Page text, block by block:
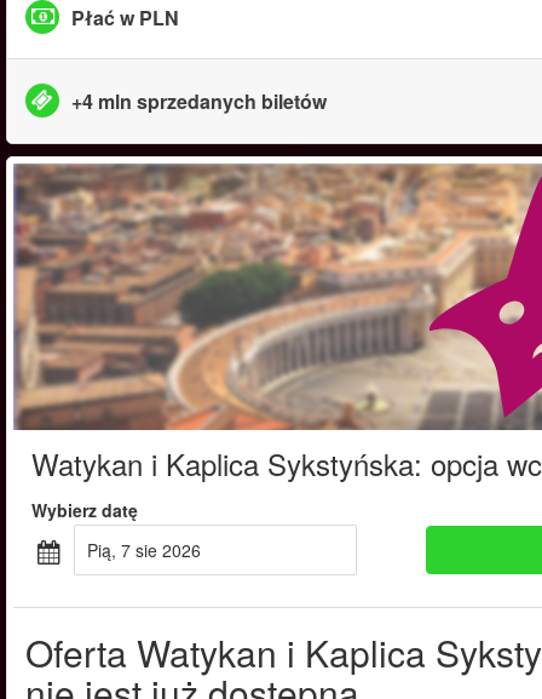
Płać w PLN
+4 mln sprzedanych biletów
Watykan i Kaplica Sykstyńska: opcja
Wybierz datę
pią, 7 sie 2026
Oferta Watykan i Kaplica